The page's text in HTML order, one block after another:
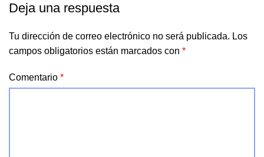
Deja una respuesta
Tu dirección de correo electrónico no será publicada. Los
campos obligatorios están marcados con *
Comentario *